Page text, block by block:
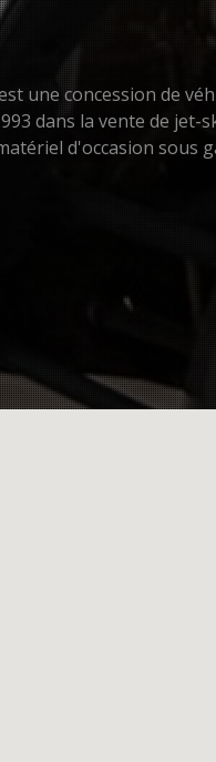
une concession de
dans la vente de jet-
d'occasion sous